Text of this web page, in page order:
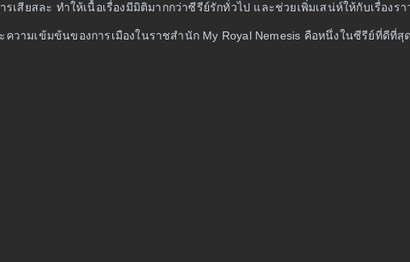
สียสละ ทำให้เนื้อเรื่องมีมิติมากกว่าซีรีย์รักทั่วไป และช่วยเพิ่มเสน่ห์ให้กับเรื่องรา
ามเข้มข้นของการเมืองในราชสำนัก My Royal Nemesis คือหนึ่งในซีรีย์ที่ดีที่สุ